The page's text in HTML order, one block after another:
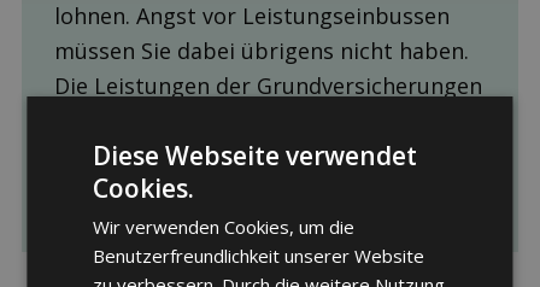
lohnen. Angst vor Leistungseinbussen
müssen Sie dabei übrigens nicht haben.
Die Leistungen der Grundversicherungen
bei allen Krankenkassen, Modellen und
Franchisen identisch.
Diese Webseite verwendet
Cookies.
Wir verwenden Cookies, um die
Benutzerfreundlichkeit unserer Website